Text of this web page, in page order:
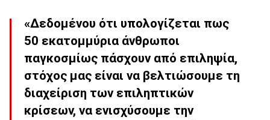
«Δεδομένου ότι υπολογίζεται πως
50 εκατομμύρια άνθρωποι
παγκοσμίως πάσχουν από επιληψία,
στόχος μας είναι να βελτιώσουμε τη
διαχείριση των επιληπτικών
κρίσεων, να ενισχύσουμε την